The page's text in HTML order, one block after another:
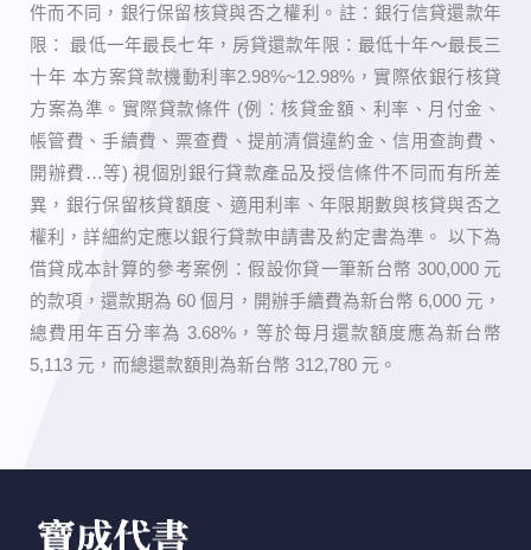
件而不同，銀行保留核貸與否之權利。 ​註：銀行信貸還款年
限： 最低一年最長七年，房貸還款年限：最低十年～最長三
十年 本方案貸款機動利率2.98%~12.98%，實際依銀行核貸
方案為準。實際貸款條件 (例：核貸金額、利率、月付金、
帳管費、手續費、票查費、提前清償違約金、信用查詢費、
開辦費…等) 視個別銀行貸款產品及授信條件不同而有所差
異，銀行保留核貸額度、適用利率、年限期數與核貸與否之
權利，詳細約定應以銀行貸款申請書及約定書為準。 以下為
借貸成本計算的參考案例：假設你貸一筆新台幣 300,000 元
的款項，還款期為 60 個月，開辦手續費為新台幣 6,000 元，
總費用年百分率為 3.68%，等於每月還款額度應為新台幣
5,113 元，而總還款額則為新台幣 312,780 元。